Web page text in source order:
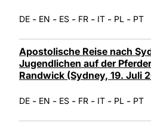
DE - EN - ES - FR - IT - PL - PT
Apostolische Reise nach
Jugendlichen auf der
Randwick (Sydney, 19. Juli
DE - EN - ES - FR - IT - PL - PT